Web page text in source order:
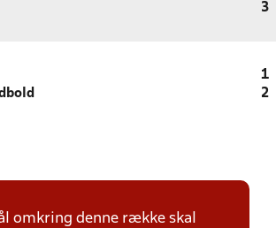
3
1
2
omkring denne række skal